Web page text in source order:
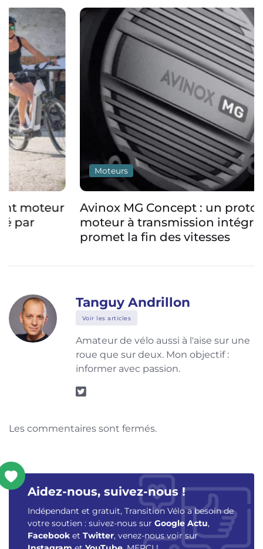
Moteurs
Avinox MG Concept : un prototype de
moteur à transmission intégrée qui
promet la fin des vitesses
Tanguy Andrillon
Voir les articles
Amateur de vélo aussi à l'aise sur une
roue que sur deux. Mon objectif :
informer avec passion.
Les commentaires sont fermés.
Aidez-nous, suivez-nous !
Indépendant et gratuit, Transition Vélo a besoin de
votre soutien : suivez-nous sur Google Actu,
Facebook et Twitter, venez-nous voir sur